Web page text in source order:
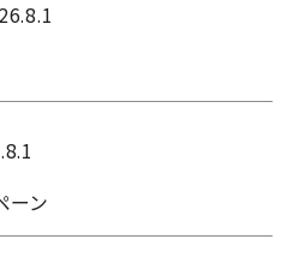
ーン